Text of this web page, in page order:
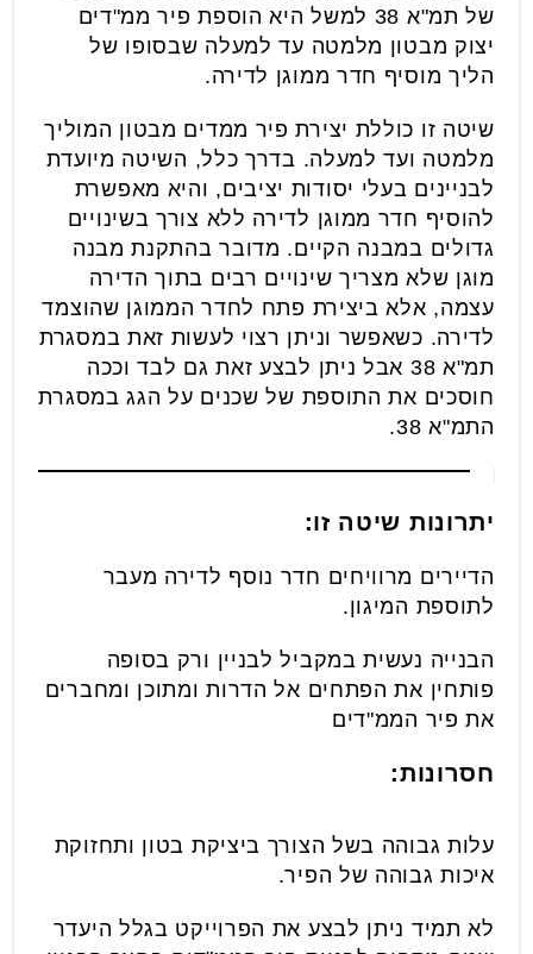
של תמ"א 38 למשל היא הוספת פיר ממ"דים
יצוק מבטון מלמטה עד למעלה שבסופו של
הליך מוסיף חדר ממוגן לדירה.
שיטה זו כוללת יצירת פיר ממדים מבטון המוליך
מלמטה ועד למעלה. בדרך כלל, השיטה מיועדת
לבניינים בעלי יסודות יציבים, והיא מאפשרת
להוסיף חדר ממוגן לדירה ללא צורך בשינויים
גדולים במבנה הקיים. מדובר בהתקנת מבנה
מוגן שלא מצריך שינויים רבים בתוך הדירה
עצמה, אלא ביצירת פתח לחדר הממוגן שהוצמד
לדירה. כשאפשר וניתן רצוי לעשות זאת במסגרת
תמ"א 38 אבל ניתן לבצע זאת גם לבד וככה
חוסכים את התוספת של שכנים על הגג במסגרת
התמ"א 38.
יתרונות שיטה זו:
הדיירים מרוויחים חדר נוסף לדירה מעבר
לתוספת המיגון.
הבנייה נעשית במקביל לבניין ורק בסופה
פותחין את הפתחים אל הדרות ומתוכן ומחברים
את פיר הממ"דים
חסרונות:
עלות גבוהה בשל הצורך ביציקת בטון ותחזוקת
איכות גבוהה של הפיר.
לא תמיד ניתן לבצע את הפרוייקט בגלל היעדר